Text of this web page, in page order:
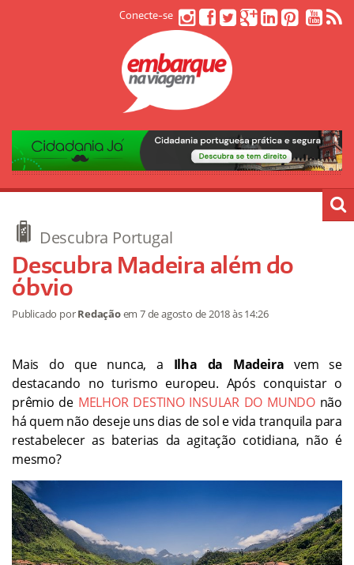
Conecte-se
Descubra Portugal
Descubra Madeira além do
óbvio
Publicado porRedaçãoem7 de agosto de 2018às 14:26
Mais do que nunca, a Ilha da Madeiravem se
destacando no turismo europeu. Após conquistar o
prêmio de MELHOR DESTINO INSULAR DO MUNDOnão
há quem não deseje uns dias de sol e vida tranquila para
restabelecer as baterias da agitação cotidiana, não é
mesmo?